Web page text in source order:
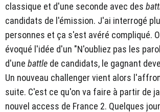
classique et d'une seconde avec des
candidats de l'émission. J'ai interrogé
personnes et ça s'est avéré compliqué.
évoqué l'idée d'un "N'oubliez pas les
d'une battle de candidats, le gagnant
Un nouveau challenger vient alors
suite. C'est ce qu'on va faire à partir de
nouvel access de France 2. Quelques